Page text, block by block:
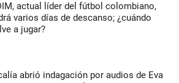
actual líder del fútbol colombiano,
varios días de descanso; ¿cuándo
a jugar?
abrió indagación por audios de Eva